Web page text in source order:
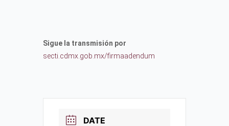
Sigue la transmisión por
secti.cdmx.gob.mx/firmaadendum
DATE